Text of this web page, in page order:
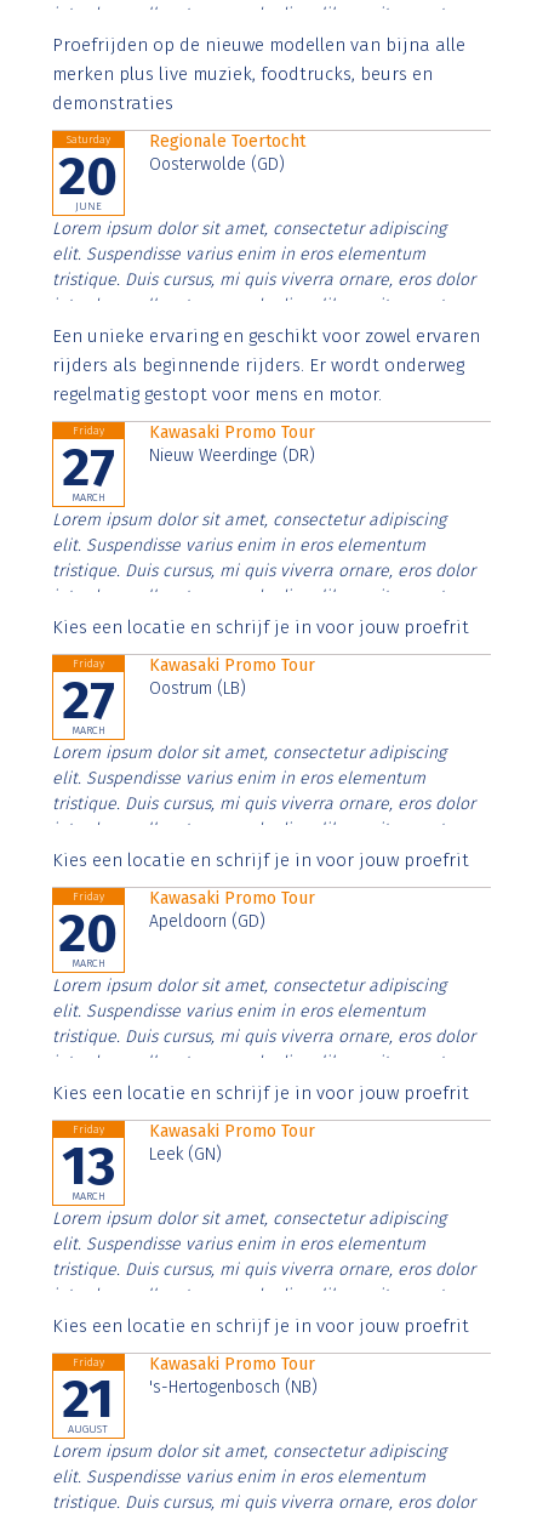
interdum nulla, ut commodo diam libero vitae erat.
Aenean faucibus nibh et justo cursus id rutrum lorem
imperdiet. Nunc ut sem vitae risus tristique posuere.
Proefrijden op de nieuwe modellen van bijna alle
merken plus live muziek, foodtrucks, beurs en
demonstraties
Saturday
20
JUNE
Regionale Toertocht
Oosterwolde (GD)
Lorem ipsum dolor sit amet, consectetur adipiscing
elit. Suspendisse varius enim in eros elementum
tristique. Duis cursus, mi quis viverra ornare, eros dolor
interdum nulla, ut commodo diam libero vitae erat.
Aenean faucibus nibh et justo cursus id rutrum lorem
imperdiet. Nunc ut sem vitae risus tristique posuere.
Een unieke ervaring en geschikt voor zowel ervaren
rijders als beginnende rijders. Er wordt onderweg
regelmatig gestopt voor mens en motor.
Friday
27
MARCH
Kawasaki Promo Tour
Nieuw Weerdinge (DR)
Lorem ipsum dolor sit amet, consectetur adipiscing
elit. Suspendisse varius enim in eros elementum
tristique. Duis cursus, mi quis viverra ornare, eros dolor
interdum nulla, ut commodo diam libero vitae erat.
Aenean faucibus nibh et justo cursus id rutrum lorem
Kies een locatie en schrijf je in voor jouw proefrit
Friday
27
MARCH
Kawasaki Promo Tour
Oostrum (LB)
Lorem ipsum dolor sit amet, consectetur adipiscing
elit. Suspendisse varius enim in eros elementum
tristique. Duis cursus, mi quis viverra ornare, eros dolor
interdum nulla, ut commodo diam libero vitae erat.
Aenean faucibus nibh et justo cursus id rutrum lorem
Kies een locatie en schrijf je in voor jouw proefrit
Friday
20
MARCH
Kawasaki Promo Tour
Apeldoorn (GD)
Lorem ipsum dolor sit amet, consectetur adipiscing
elit. Suspendisse varius enim in eros elementum
tristique. Duis cursus, mi quis viverra ornare, eros dolor
interdum nulla, ut commodo diam libero vitae erat.
Aenean faucibus nibh et justo cursus id rutrum lorem
Kies een locatie en schrijf je in voor jouw proefrit
Friday
13
MARCH
Kawasaki Promo Tour
Leek (GN)
Lorem ipsum dolor sit amet, consectetur adipiscing
elit. Suspendisse varius enim in eros elementum
tristique. Duis cursus, mi quis viverra ornare, eros dolor
interdum nulla, ut commodo diam libero vitae erat.
Aenean faucibus nibh et justo cursus id rutrum lorem
Kies een locatie en schrijf je in voor jouw proefrit
Friday
21
AUGUST
Kawasaki Promo Tour
's-Hertogenbosch (NB)
Lorem ipsum dolor sit amet, consectetur adipiscing
elit. Suspendisse varius enim in eros elementum
tristique. Duis cursus, mi quis viverra ornare, eros dolor